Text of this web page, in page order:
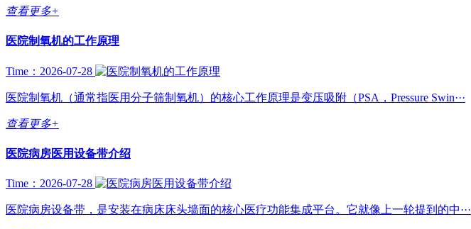
查看更多+
医院制氧机的工作原理
Time：2026-07-28
医院制氧机（通常指医用分子筛制氧机）的核心工作原理是变压吸附（PSA，Pressure Swin···
查看更多+
医院病房医用设备带介绍
Time：2026-07-28
医院病房设备带，是安装在病床床头墙面的核心医疗功能集成平台。它就像上一轮提到的中···